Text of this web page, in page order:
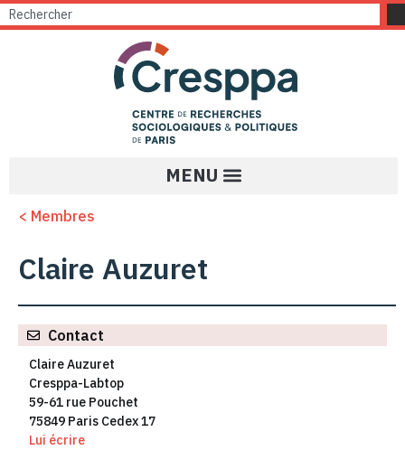
< Membres
Claire Auzuret
Contact
Claire Auzuret
Cresppa-Labtop
59-61 rue Pouchet
75849 Paris Cedex 17
Lui écrire